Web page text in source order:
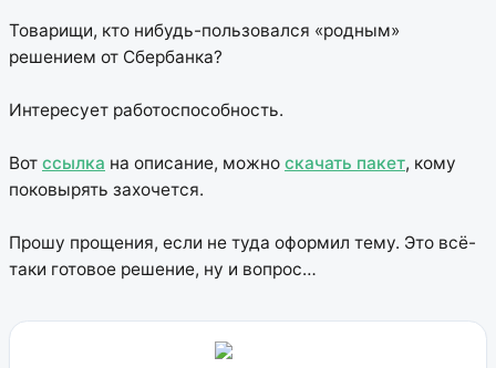
Товарищи, кто нибудь-пользовался «родным»
решением от Сбербанка?
Интересует работоспособность.
Вот ссылка на описание, можно скачать пакет, кому
поковырять захочется.
Прошу прощения, если не туда оформил тему. Это всё-
таки готовое решение, ну и вопрос…